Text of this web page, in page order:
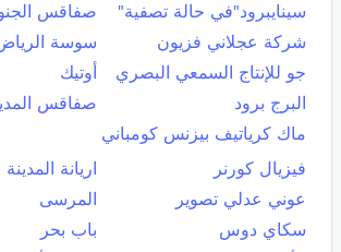
سينايبرود"في حالة تصفية"
صفاقس
شركة عجلاني فزيون
سوسة
جو للإنتاج السمعي البصري
أوتيك
البرج برود
صفاقس
ماك كرياتيف بيزنس كومباني
فيزيال كورنر
اريانة المدينة
عوني عدلي تصوير
المرسى
سكاي دوس
باب بحر